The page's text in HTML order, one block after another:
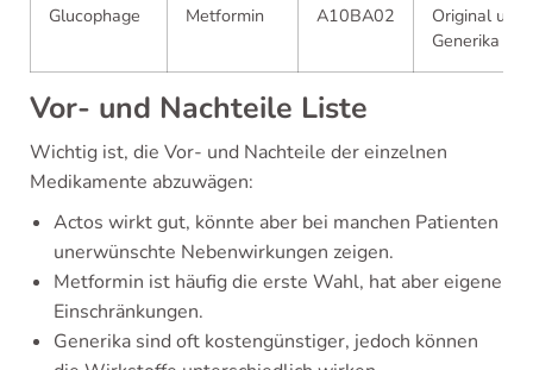
Glucophage Metformin A10BA02
Original und
Generika
Vor- und Nachteile Liste
Wichtig ist, die Vor- und Nachteile der einzelnen
Medikamente abzuwägen:
Actos wirkt gut, könnte aber bei manchen Patienten
unerwünschte Nebenwirkungen zeigen.
Metformin ist häufig die erste Wahl, hat aber eigene
Einschränkungen.
Generika sind oft kostengünstiger, jedoch können